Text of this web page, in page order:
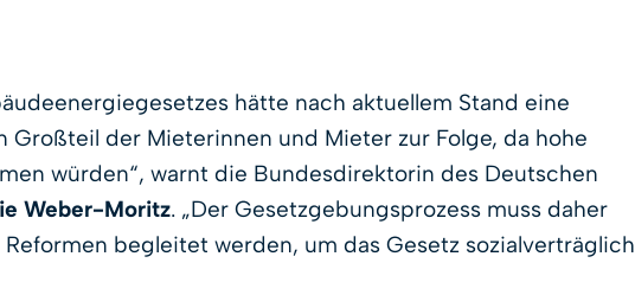
hätte nach aktuellem Stand eine
Großteil der Mieterinnen und Mieter zur Folge, da hohe
würden“, warnt die Bundesdirektorin des Deutschen
Weber-Moritz. „Der Gesetzgebungsprozess muss daher
begleitet werden, um das Gesetz sozialverträglich